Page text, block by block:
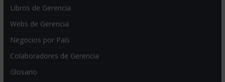
Libros de Gerencia
Webs de Gerencia
Negocios por País
Colaboradores de Gerencia
Glosario